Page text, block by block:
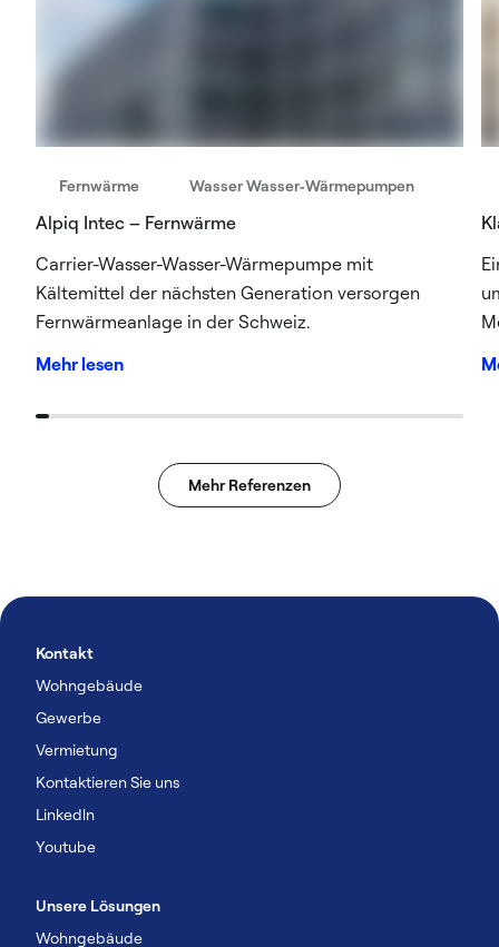
Fernwärme Wasser Wasser‑Wärmepumpen
Alpiq Intec – Fernwärme
Carrier-Wasser-Wasser-Wärmepumpe mit
Kältemittel der nächsten Generation versorgen
Fernwärmeanlage in der Schweiz.
Mehr lesen
Mehr Referenzen
Kontakt
Wohngebäude
Gewerbe
Vermietung
Kontaktieren Sie uns
Linkedln
Youtube
Unsere Lösungen
Wohngebäude